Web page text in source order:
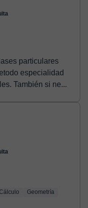
particulares
especialidad
los niveles. También si ne...
Geometría